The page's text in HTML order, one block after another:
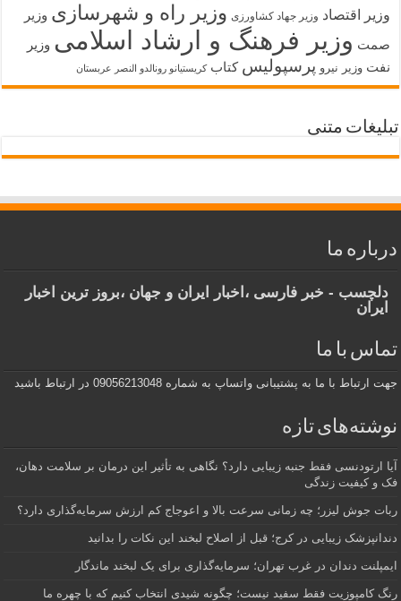
وزیر اقتصاد وزیر جهاد کشاورزی وزیر راه و شهرسازی وزیر
صمت وزیر فرهنگ و ارشاد اسلامی وزیر
نفت وزیر نیرو پرسپولیس کتاب کریستیانو رونالدو النصر عربستان
تبلیغات متنی
درباره ما
دلچسب - خبر فارسی ،اخبار ایران و جهان ،بروز ترین اخبار
ایران
تماس با ما
جهت ارتباط با ما به پشتیبانی واتساپ به شماره 09056213048 در ارتباط باشید
نوشته‌های تازه
آیا ارتودنسی فقط جنبه زیبایی دارد؟ نگاهی به تأثیر این درمان بر سلامت دهان،
فک و کیفیت زندگی
ربات جوش لیزر؛ چه زمانی سرعت بالا و اعوجاج کم ارزش سرمایه‌گذاری دارد؟
دندانپزشک زیبایی در کرج؛ قبل از اصلاح لبخند این نکات را بدانید
ایمپلنت دندان در غرب تهران؛ سرمایه‌گذاری برای یک لبخند ماندگار
رنگ کامپوزیت فقط سفید نیست؛ چگونه شیدی انتخاب کنیم که با چهره ما